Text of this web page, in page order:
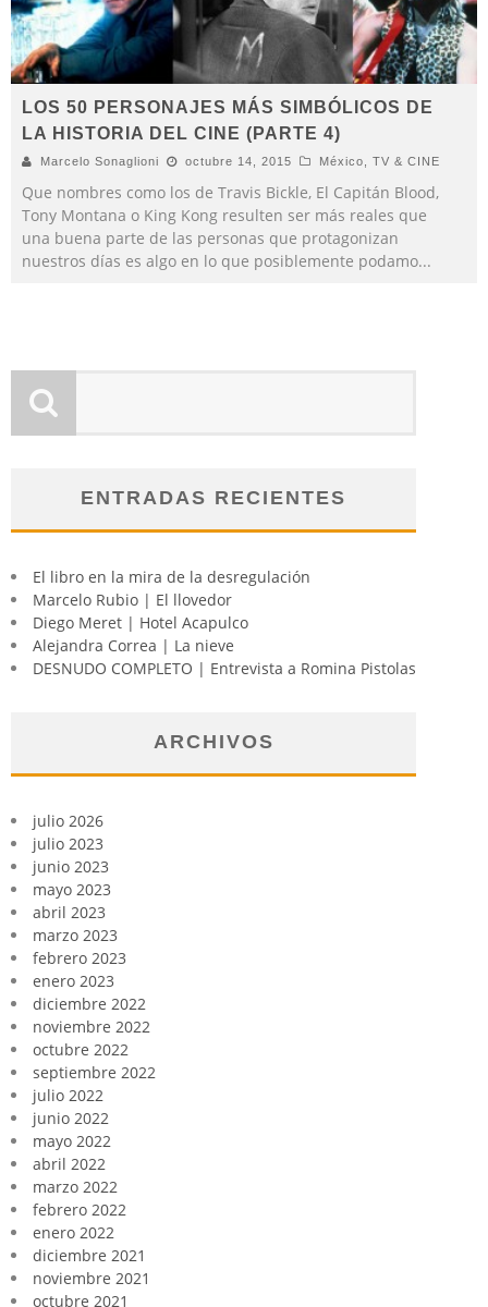
LOS 50 PERSONAJES MÁS SIMBÓLICOS DE
LA HISTORIA DEL CINE (PARTE 4)
Marcelo Sonaglioni octubre 14, 2015 México TV & CINE
Que nombres como los de Travis Bickle, El Capitán Blood,
Tony Montana o King Kong resulten ser más reales que
una buena parte de las personas que protagonizan
nuestros días es algo en lo que posiblemente podamo...
ENTRADAS RECIENTES
El libro en la mira de la desregulación
Marcelo Rubio | El llovedor
Diego Meret | Hotel Acapulco
Alejandra Correa | La nieve
DESNUDO COMPLETO | Entrevista a Romina Pistolas
ARCHIVOS
julio 2026
julio 2023
junio 2023
mayo 2023
abril 2023
marzo 2023
febrero 2023
enero 2023
diciembre 2022
noviembre 2022
octubre 2022
septiembre 2022
julio 2022
junio 2022
mayo 2022
abril 2022
marzo 2022
febrero 2022
enero 2022
diciembre 2021
noviembre 2021
octubre 2021